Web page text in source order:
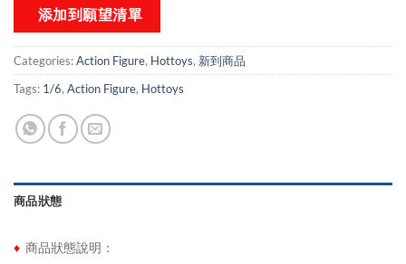
添加到願望清單
Categories:Action Figure, Hottoys, 新到商品​
Tags: 1/6, Action Figure, Hottoys
商品狀態
♦ 商品狀態說明：